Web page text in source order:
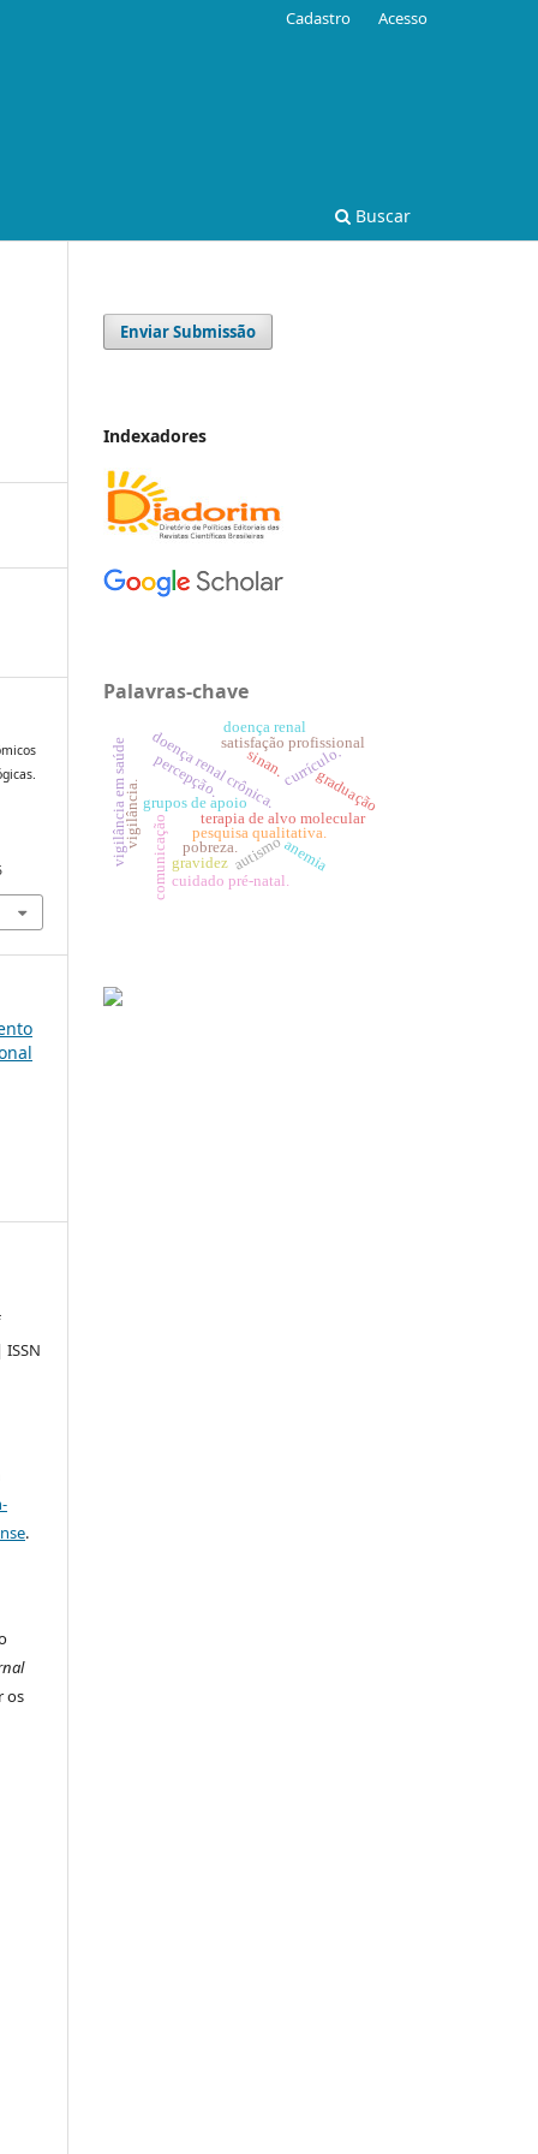
Buscar
Cadastro Acesso
.
os
Enviar Submissão
Indexadores
Palavras-chave
terapia de alvo molecular
doença renal crônica.
pesquisa qualitativa.
autismo
grupos de apoio
percepção.
comunicação
currículo.
pobreza.
vigilância.
vigilância em saúde satisfação profissional
anemia
sinan.
cuidado pré-natal.
gravidez
doença renal
graduação